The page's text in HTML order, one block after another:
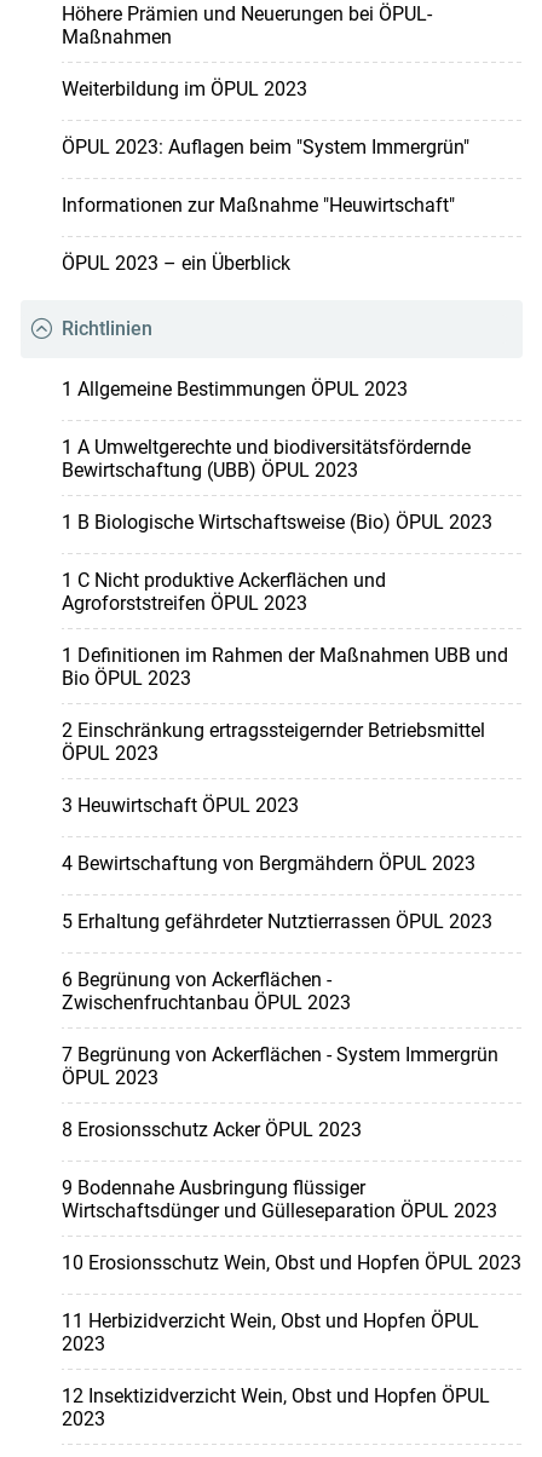
Höhere Prämien und Neuerungen bei ÖPUL-
Maßnahmen
Weiterbildung im ÖPUL 2023
ÖPUL 2023: Auflagen beim "System Immergrün"
Informationen zur Maßnahme "Heuwirtschaft"
ÖPUL 2023 – ein Überblick
Richtlinien
1 Allgemeine Bestimmungen ÖPUL 2023
1 A Umweltgerechte und biodiversitätsfördernde
Bewirtschaftung (UBB) ÖPUL 2023
1 B Biologische Wirtschaftsweise (Bio) ÖPUL 2023
1 C Nicht produktive Ackerflächen und
Agroforststreifen ÖPUL 2023
1 Definitionen im Rahmen der Maßnahmen UBB und
Bio ÖPUL 2023
2 Einschränkung ertragssteigernder Betriebsmittel
ÖPUL 2023
3 Heuwirtschaft ÖPUL 2023
4 Bewirtschaftung von Bergmähdern ÖPUL 2023
5 Erhaltung gefährdeter Nutztierrassen ÖPUL 2023
6 Begrünung von Ackerflächen -
Zwischenfruchtanbau ÖPUL 2023
7 Begrünung von Ackerflächen - System Immergrün
ÖPUL 2023
8 Erosionsschutz Acker ÖPUL 2023
9 Bodennahe Ausbringung flüssiger
Wirtschaftsdünger und Gülleseparation ÖPUL 2023
10 Erosionsschutz Wein, Obst und Hopfen ÖPUL 2023
11 Herbizidverzicht Wein, Obst und Hopfen ÖPUL
2023
12 Insektizidverzicht Wein, Obst und Hopfen ÖPUL
2023